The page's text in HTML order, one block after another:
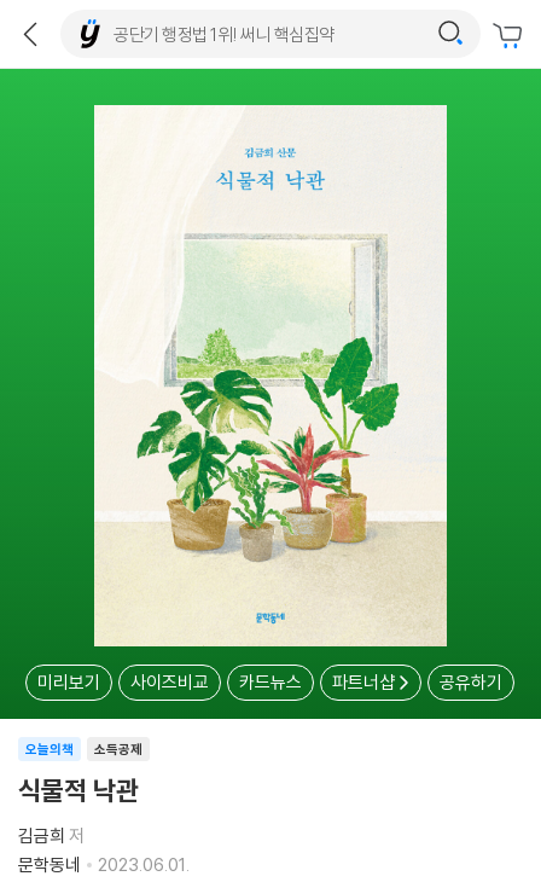
미리보기 사이즈비교 카드뉴스 파트너샵 공유하기
소득공제
오늘의책
식물적 낙관
김금희 저
문학동네
2023.06.01.